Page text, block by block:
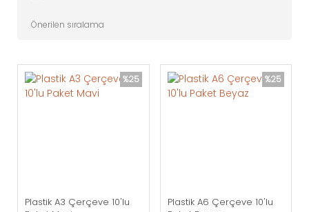
%25
Plastik A3 Çerçeve 10'lu
%25
Plastik A6 Çerçeve 10'lu